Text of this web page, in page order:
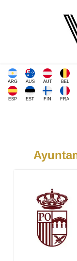
ARG AUS AUT BEL
ESP EST FIN FRA